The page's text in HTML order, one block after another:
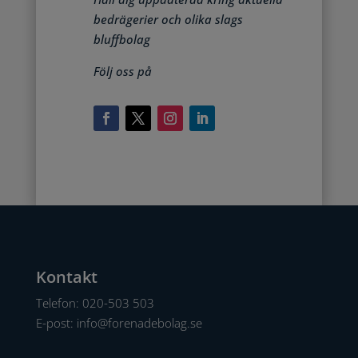
bedrägerier och olika slags
bluffbolag
Följ oss på
Kontakt
Telefon: 020-503 503
E-post: info@forenadebolag.se